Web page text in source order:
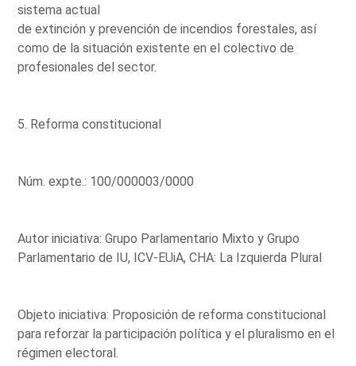
sistema actual
de extinción y prevención de incendios forestales, así
como de la situación existente en el colectivo de
profesionales del sector.
5. Reforma constitucional
Núm. expte.: 100/000003/0000
Autor iniciativa: Grupo Parlamentario Mixto y Grupo
Parlamentario de IU, ICV-EUiA, CHA: La Izquierda Plural
Objeto iniciativa: Proposición de reforma constitucional
para reforzar la participación política y el pluralismo en el
régimen electoral.